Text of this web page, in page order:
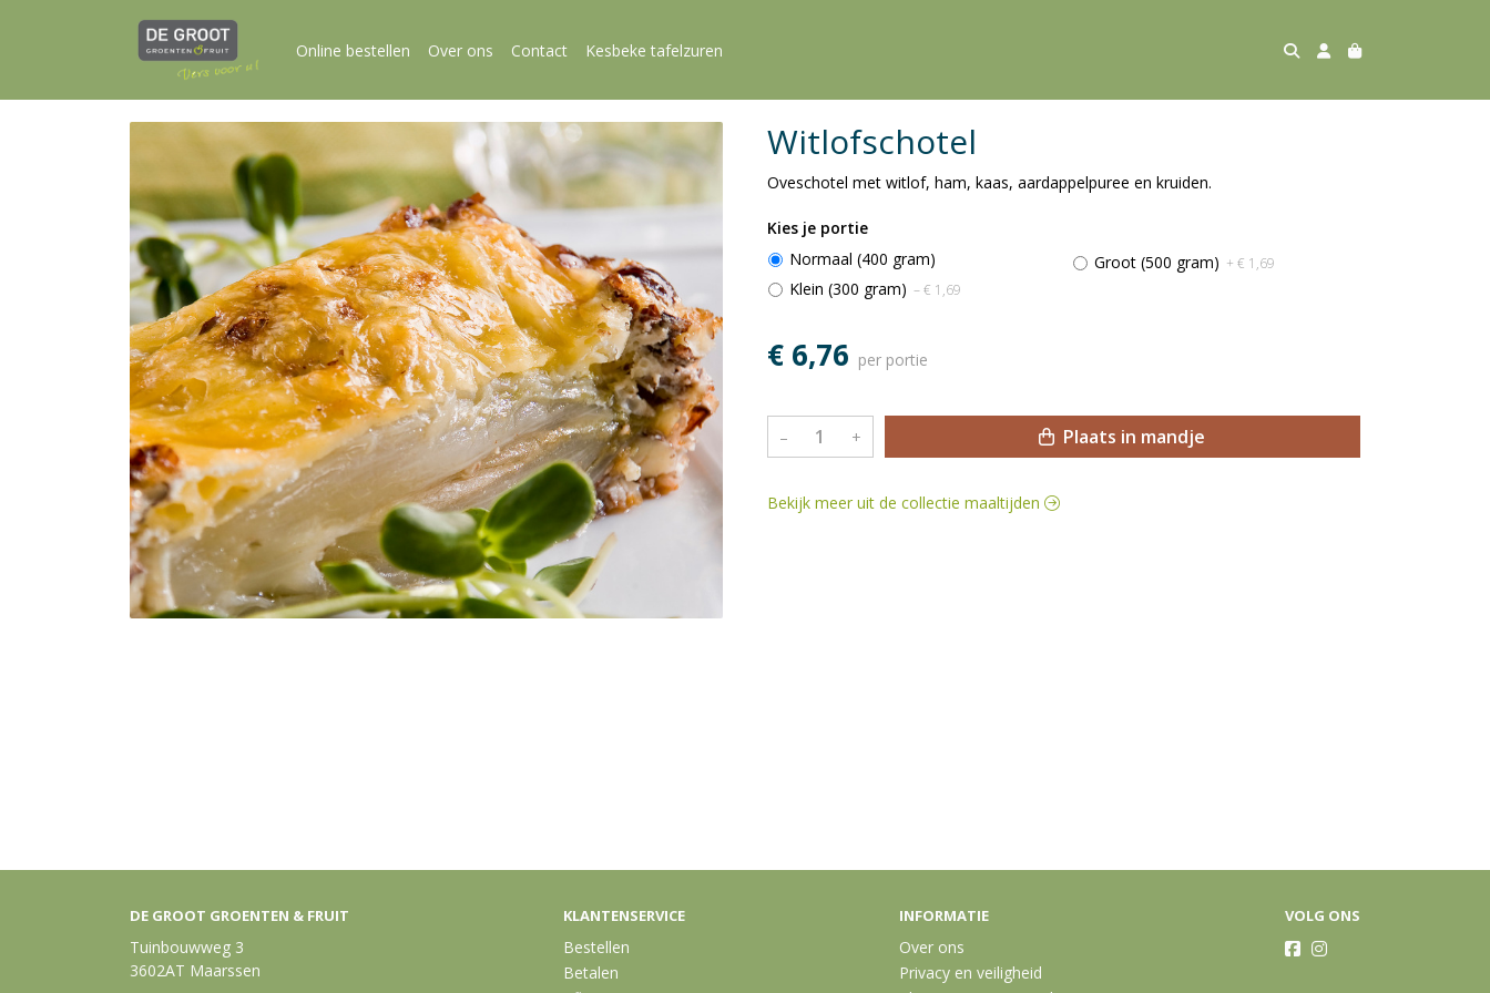
Online bestellen Over ons Contact Kesbeke tafelzuren
Witlofschotel
Oveschotel met witlof, ham, kaas, aardappelpuree en kruiden.
Kies je portie
Normaal (400 gram)
Klein (300 gram) – € 1,69
Groot (500 gram) + € 1,69
€ 6,76 per portie
– + Plaats in mandje
Bekijk meer uit de collectie maaltijden
DE GROOT GROENTEN & FRUIT
Tuinbouwweg 3
3602AT Maarssen
KLANTENSERVICE
Bestellen
Betalen
INFORMATIE
Over ons
Privacy en veiligheid
VOLG ONS